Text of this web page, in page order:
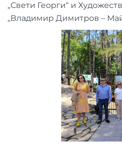
„Свети Георги“ и
„Владимир Димитров –